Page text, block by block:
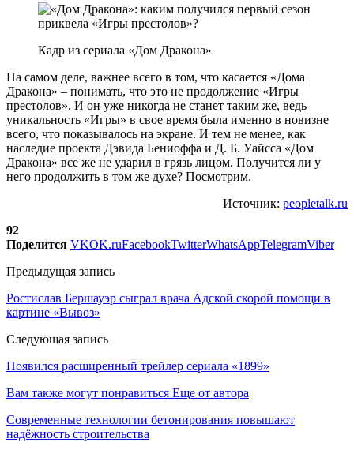
Кадр из сериала «Дом Дракона»
На самом деле, важнее всего в том, что касается «Дома
Дракона» – понимать, что это не продолжение «Игры
престолов». И он уже никогда не станет таким же, ведь
уникальность «Игры» в свое время была именно в новизне
всего, что показывалось на экране. И тем не менее, как
наследие проекта Дэвида Бениоффа и Д. Б. Уайсса «Дом
Дракона» все же не ударил в грязь лицом. Получится ли у
него продолжить в том же духе? Посмотрим.
Источник: peopletalk.ru
92
Поделится VKOK.ruFacebookTwitterWhatsAppTelegramViber
Предыдущая запись
Ростислав Бершауэр сыграл врача Адской скорой помощи в
картине «Вывоз»
Следующая запись
Появился расширенный трейлер сериала «1899»
Вам также могут понравиться Еще от автора
Современные технологии бетонирования повышают
надёжность строительства